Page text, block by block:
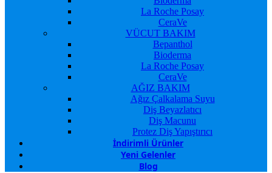
La Roche Posay
CeraVe
VÜCUT BAKIM
Bepanthol
Bioderma
La Roche Posay
CeraVe
AĞIZ BAKIM
Ağız Çalkalama Suyu
Diş Beyazlatıcı
Diş Macunu
Protez Diş Yapıştırıcı
İndirimli Ürünler
Yeni Gelenler
Blog